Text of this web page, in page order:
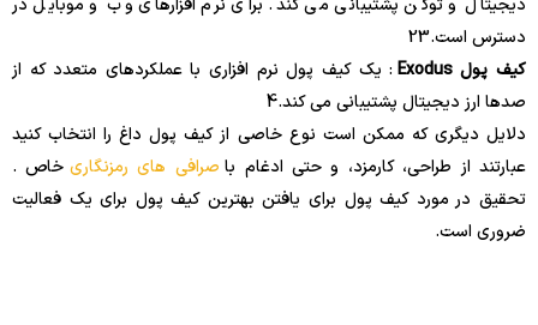
دیجیتال و توکن پشتیبانی می کند. برای نرم افزارهای وب و موبایل در
دسترس است. 23
کیف پول Exodus
: یک کیف پول نرم افزاری با عملکردهای متعدد که از
صدها ارز دیجیتال پشتیبانی می کند.4
دلایل دیگری که ممکن است نوع خاصی از کیف پول داغ را انتخاب کنید
عبارتند از طراحی، کارمزد، و حتی ادغام با صرافی های رمزنگاری خاص .
تحقیق در مورد کیف پول برای یافتن بهترین کیف پول برای یک فعالیت
ضروری است.